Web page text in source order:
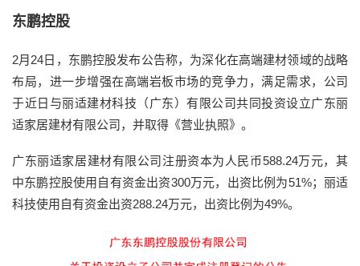
东鹏控股
2月24日，东鹏控股发布公告称，为深化在高端建材领域的战略
布局，进一步增强在高端岩板市场的竞争力，满足需求，公司
于近日与丽适建材科技（广东）有限公司共同投资设立广东丽
适家居建材有限公司，并取得《营业执照》。
广东丽适家居建材有限公司注册资本为人民币588.24万元，其
中东鹏控股使用自有资金出资300万元，出资比例为51%；丽适
科技使用自有资金出资288.24万元，出资比例为49%。